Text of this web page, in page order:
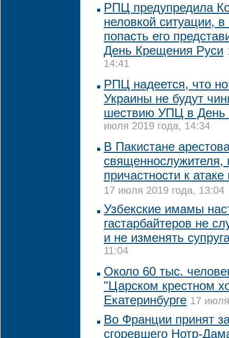
РПЦ предупредила
неловкой ситуации,
попасть его
День Крещения Руси
14:41
РПЦ надеется, что
Украины не будут
шествию УПЦ в День
июля 2019 года, 14:34
В Пакистане
священнослужителя,
причастности к
17 июля 2019 года, 13:04
Узбекские имамы
гастарбайтеров не
и не изменять
11:04
Около 60 тыс.
"Царском крестном
Екатеринбурге 17
Во Франции принят
сгоревшего Нотр-